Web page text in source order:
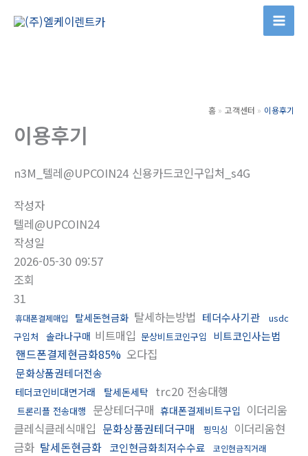
홈 고객센터 이용후기
이용후기
n3M_텔레@UPCOIN24 신용카드코인구입처_s4G
작성자
텔레@UPCOIN24
작성일
2026-05-30 09:57
조회
31
휴대폰결제매입 탈세돈현금화 탈세하는방법 테더수사기관
usdc
구입처
솔라나구매 비트매입 문상비트코인구입 비트코인사는법
핸드폰결제현금화85% 오다집
문화상품권테더전송
테더코인비대면거래 탈세돈세탁 trc20 전송대행
트론리플 전송대행 문상테더구매 휴대폰결제비트구입 이더리움
클레식클레식매입 문화상품권테더구매 핑믹싱
이더리움현
금화 탈세돈현금화 코인현금화최저수수료
코인현금직거래